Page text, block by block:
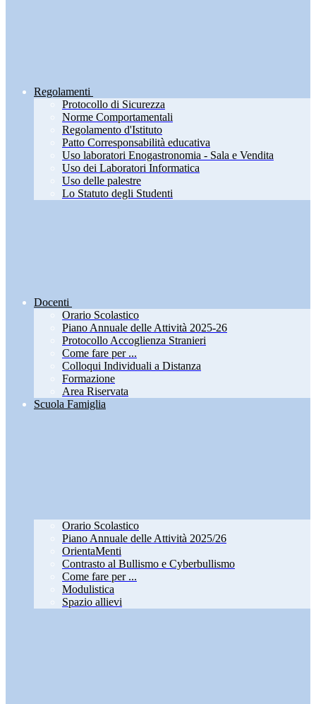
Regolamenti
Protocollo di Sicurezza
Norme Comportamentali
Regolamento d'Istituto
Patto Corresponsabilità educativa
Uso laboratori Enogastronomia - Sala e Vendita
Uso dei Laboratori Informatica
Uso delle palestre
Lo Statuto degli Studenti
Docenti
Orario Scolastico
Piano Annuale delle Attività 2025-26
Protocollo Accoglienza Stranieri
Come fare per ...
Colloqui Individuali a Distanza
Formazione
Area Riservata
Scuola Famiglia
Orario Scolastico
Piano Annuale delle Attività 2025/26
OrientaMenti
Contrasto al Bullismo e Cyberbullismo
Come fare per ...
Modulistica
Spazio allievi